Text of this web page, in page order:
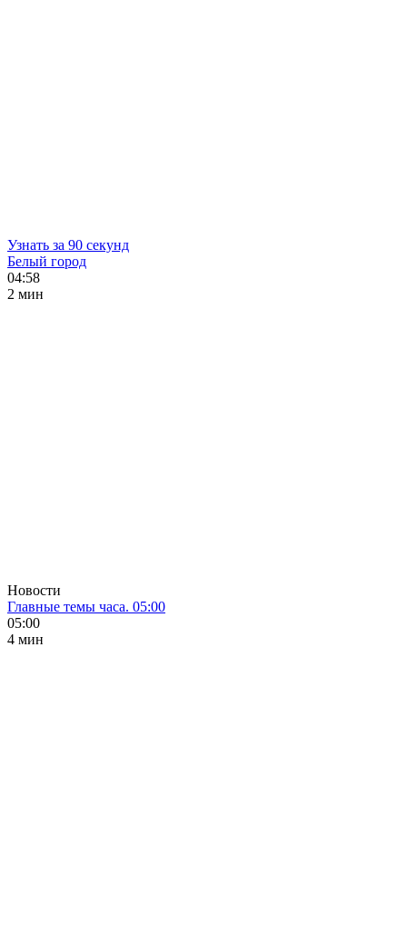
Узнать за 90 секунд
Белый город
04:58
2 мин
Новости
Главные темы часа. 05:00
05:00
4 мин